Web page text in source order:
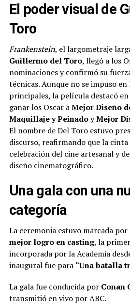
El poder visual de
Toro
Frankenstein, el largometraje
Guillermo del Toro, llegó a los
nominaciones y confirmó su
técnicas. Aunque no se impuso
principales, la película destacó
ganar los Oscar aMejor Diseño
Maquillaje y PeinadoyMejor
El nombre de Del Toro estuvo
discurso, reafirmando que la
celebración del cine artesanal y
diseño cinematográfico.
Una gala con una
categoría
La ceremonia estuvo marcada
mejor logro en casting, la
incorporada por la Academia
inaugural fue para “Una batalla
La gala fue conducida por Conan
transmitió en vivo por ABC.